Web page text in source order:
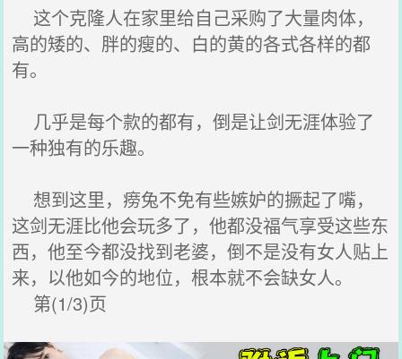
这个克隆人在家里给自己采购了大量肉体，
高的矮的、胖的瘦的、白的黄的各式各样的都
有。
几乎是每个款的都有，倒是让剑无涯体验了
一种独有的乐趣。
想到这里，痨兔不免有些嫉妒的撅起了嘴，
这剑无涯比他会玩多了，他都没福气享受这些东
西，他至今都没找到老婆，倒不是没有女人贴上
来，以他如今的地位，根本就不会缺女人。
第(1/3)页